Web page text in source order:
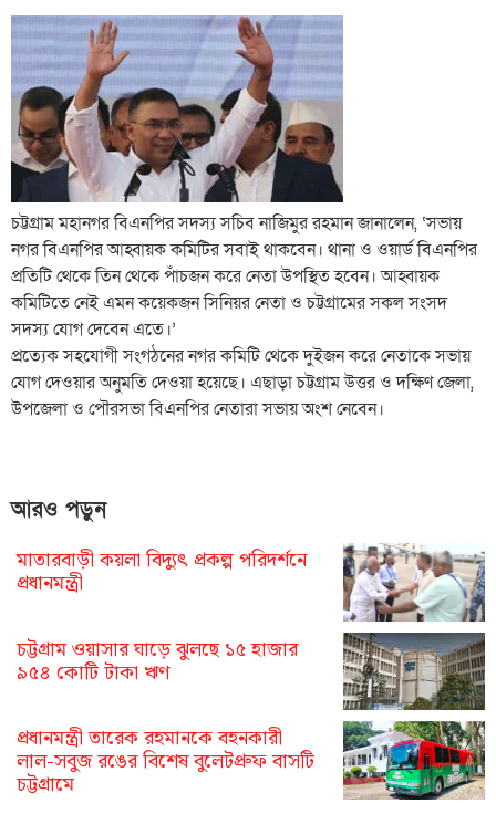
চট্টগ্রাম মহানগর বিএনপির সদস্য সচিব নাজিমুর রহমান জানালেন, ‘সভায়
নগর বিএনপির আহ্বায়ক কমিটির সবাই থাকবেন। থানা ও ওয়ার্ড বিএনপির
প্রতিটি থেকে তিন থেকে পাঁচজন করে নেতা উপস্থিত হবেন। আহ্বায়ক
কমিটিতে নেই এমন কয়েকজন সিনিয়র নেতা ও চট্টগ্রামের সকল সংসদ
সদস্য যোগ দেবেন এতে।’
প্রত্যেক সহযোগী সংগঠনের নগর কমিটি থেকে দুইজন করে নেতাকে সভায়
যোগ দেওয়ার অনুমতি দেওয়া হয়েছে। এছাড়া চট্টগ্রাম উত্তর ও দক্ষিণ জেলা,
উপজেলা ও পৌরসভা বিএনপির নেতারা সভায় অংশ নেবেন।
আরও পড়ুন
মাতারবাড়ী কয়লা বিদ্যুৎ প্রকল্প পরিদর্শনে
প্রধানমন্ত্রী
চট্টগ্রাম ওয়াসার ঘাড়ে ঝুলছে ১৫ হাজার
৯৫৪ কোটি টাকা ঋণ
প্রধানমন্ত্রী তারেক রহমানকে বহনকারী
লাল-সবুজ রঙের বিশেষ বুলেটপ্রুফ বাসটি
চট্টগ্রামে